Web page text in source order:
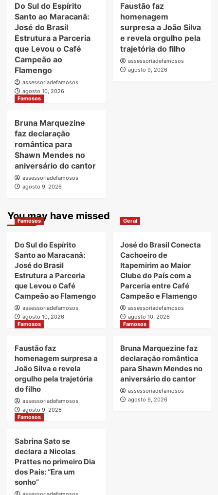
Do Sul do Espírito
Santo ao Maracanã:
José do Brasil
Estrutura a Parceria
que Levou o Café
Campeão ao
Flamengo
assessoriadefamosos
agosto 10, 2026
Faustão faz
homenagem
surpresa a João Silva
e revela orgulho pela
trajetória do filho
assessoriadefamosos
agosto 9, 2026
Famosos
Bruna Marquezine
faz declaração
romântica para
Shawn Mendes no
aniversário do cantor
assessoriadefamosos
agosto 9, 2026
You may have missed
Famosos
Do Sul do Espírito
Santo ao Maracanã:
José do Brasil
Estrutura a Parceria
que Levou o Café
Campeão ao Flamengo
assessoriadefamosos
agosto 10, 2026
Geral
José do Brasil Conecta
Cachoeiro de
Itapemirim ao Maior
Clube do País com a
Parceria entre Café
Campeão e Flamengo
assessoriadefamosos
agosto 10, 2026
Famosos
Faustão faz
homenagem surpresa a
João Silva e revela
orgulho pela trajetória
do filho
assessoriadefamosos
agosto 9, 2026
Famosos
Bruna Marquezine faz
declaração romântica
para Shawn Mendes no
aniversário do cantor
assessoriadefamosos
agosto 9, 2026
Famosos
Sabrina Sato se
declara a Nicolas
Prattes no primeiro Dia
dos Pais: “Era um
sonho”